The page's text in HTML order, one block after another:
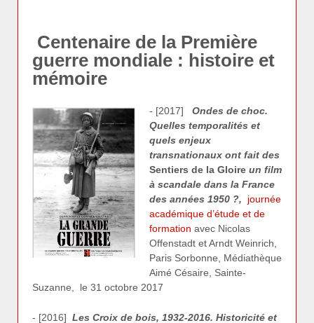
Centenaire de la Première
guerre mondiale : histoire et
mémoire
- [2017] Ondes de choc.
Quelles temporalités et
quels enjeux
transnationaux ont fait des
Sentiers de la Gloire un film
à scandale dans la France
des années 1950 ?,
journée
académique d’étude et de
formation avec Nicolas
Offenstadt et Arndt Weinrich,
Paris Sorbonne, Médiathèque
Aimé Césaire, Sainte-
Suzanne, le 31 octobre 2017
- [2016] Les Croix de bois, 1932-2016. Historicité et